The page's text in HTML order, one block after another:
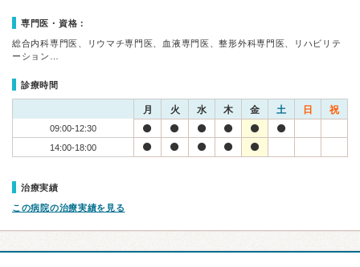
専門医・資格：
総合内科専門医、リウマチ専門医、血液専門医、整形外科専門医、リハビリテ
ーション…
診療時間
月 火 水 木 金 土 日 祝
09:00-12:30
14:00-18:00
治療実績
この病院の治療実績を見る